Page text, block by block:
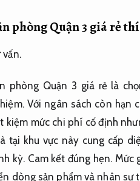
phòng Quận 3 giá rẻ
vấn.
phòng Quận 3 giá rẻ là
Với ngân sách còn hạn
kiệm mức chi phí cố định
tại khu vực này cung cấp
kỳ. Cam kết đúng hẹn. Mức
dòng sản phẩm và nhân sự